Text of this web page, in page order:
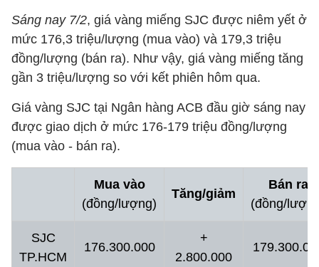
Sáng nay 7/2, giá vàng miếng SJC được niêm yết ở
mức 176,3 triệu/lượng (mua vào) và 179,3 triệu
đồng/lượng (bán ra). Như vậy, giá vàng miếng tăng
gần 3 triệu/lượng so với kết phiên hôm qua.
Giá vàng SJC tại Ngân hàng ACB đầu giờ sáng nay
được giao dịch ở mức 176-179 triệu đồng/lượng
(mua vào - bán ra).
Mua vào
(đồng/lượng)
Tăng/giảm
Bán ra
(đồng/
SJC
TP.HCM
176.300.000
+
2.800.000